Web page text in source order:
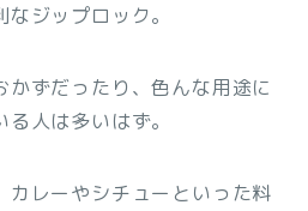
ジップロック。
ずだったり、色んな用途に
人は多いはず。
カレーやシチューといった料